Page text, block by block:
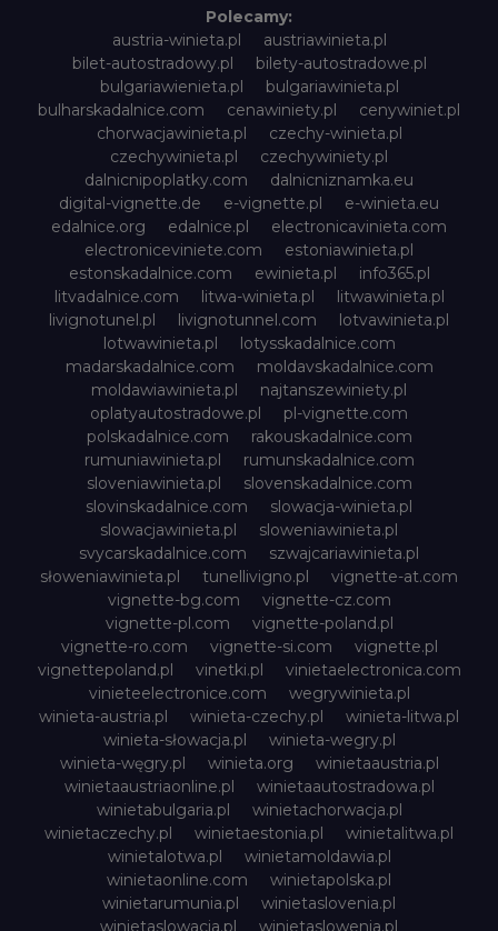
Polecamy:
austria-winieta.pl
austriawinieta.pl
bilet-autostradowy.pl
bilety-autostradowe.pl
bulgariawienieta.pl
bulgariawinieta.pl
bulharskadalnice.com
cenawiniety.pl
cenywiniet.pl
chorwacjawinieta.pl
czechy-winieta.pl
czechywinieta.pl
czechywiniety.pl
dalnicnipoplatky.com
dalnicniznamka.eu
digital-vignette.de
e-vignette.pl
e-winieta.eu
edalnice.org
edalnice.pl
electronicavinieta.com
electroniceviniete.com
estoniawinieta.pl
estonskadalnice.com
ewinieta.pl
info365.pl
litvadalnice.com
litwa-winieta.pl
litwawinieta.pl
livignotunel.pl
livignotunnel.com
lotvawinieta.pl
lotwawinieta.pl
lotysskadalnice.com
madarskadalnice.com
moldavskadalnice.com
moldawiawinieta.pl
najtanszewiniety.pl
oplatyautostradowe.pl
pl-vignette.com
polskadalnice.com
rakouskadalnice.com
rumuniawinieta.pl
rumunskadalnice.com
sloveniawinieta.pl
slovenskadalnice.com
slovinskadalnice.com
slowacja-winieta.pl
slowacjawinieta.pl
sloweniawinieta.pl
svycarskadalnice.com
szwajcariawinieta.pl
słoweniawinieta.pl
tunellivigno.pl
vignette-at.com
vignette-bg.com
vignette-cz.com
vignette-pl.com
vignette-poland.pl
vignette-ro.com
vignette-si.com
vignette.pl
vignettepoland.pl
vinetki.pl
vinietaelectronica.com
vinieteelectronice.com
wegrywinieta.pl
winieta-austria.pl
winieta-czechy.pl
winieta-litwa.pl
winieta-słowacja.pl
winieta-wegry.pl
winieta-węgry.pl
winieta.org
winietaaustria.pl
winietaaustriaonline.pl
winietaautostradowa.pl
winietabulgaria.pl
winietachorwacja.pl
winietaczechy.pl
winietaestonia.pl
winietalitwa.pl
winietalotwa.pl
winietamoldawia.pl
winietaonline.com
winietapolska.pl
winietarumunia.pl
winietaslovenia.pl
winietaslowacja.pl
winietaslowenia.pl